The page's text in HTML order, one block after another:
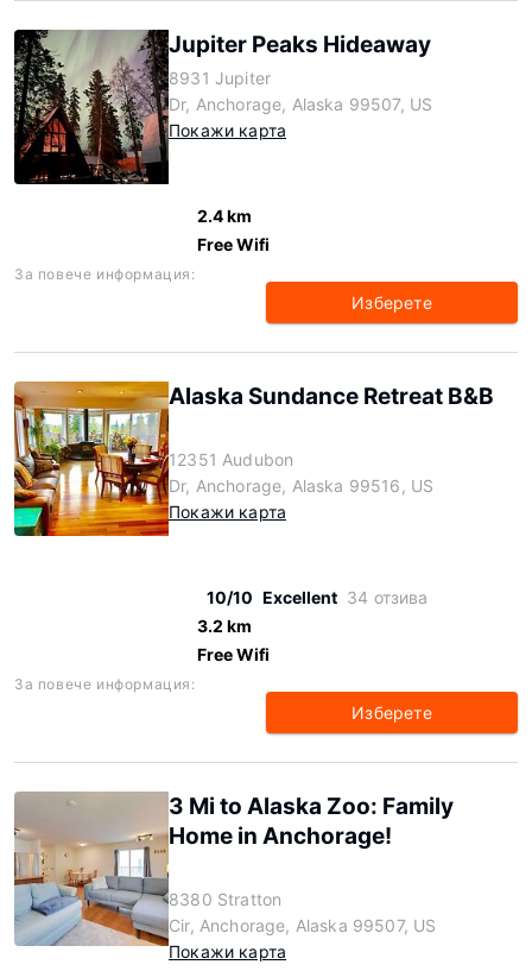
Jupiter Peaks Hideaway
8931 Jupiter
Dr, Anchorage, Alaska 99507, US
Покажи карта
2.4 km
Free Wifi
За повече информация:
Изберете
Alaska Sundance Retreat B&B
12351 Audubon
Dr, Anchorage, Alaska 99516, US
Покажи карта
10/10 Excellent 34 отзива
3.2 km
Free Wifi
За повече информация:
Изберете
3 Mi to Alaska Zoo: Family
Home in Anchorage!
8380 Stratton
Cir, Anchorage, Alaska 99507, US
Покажи карта